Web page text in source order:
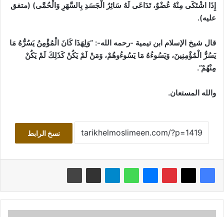
إِذَا اشْتَكَى مِنْهُ عُضْوٌ، تَدَاعَى لَهُ سَائِرُ الْجَسَدِ بِالسَّهَرِ وَالْحُمَّى) (متفق
عليه).
قال شيخ الإسلام ابن تيمية -رحمه الله-: “وَلِهَذَا كَانَ الْمُؤْمِنُ يَسُرُّهُ مَا
يَسُرُّ الْمُؤْمِنِينَ، وَيَسُوءُهُ مَا يَسُوءُوهُمْ، وَمَنْ لَمْ يَكُنْ كَذَلِكَ لَمْ يَكُنْ
مِنْهُمْ”.
والله المستعان.
نسخ الرابط